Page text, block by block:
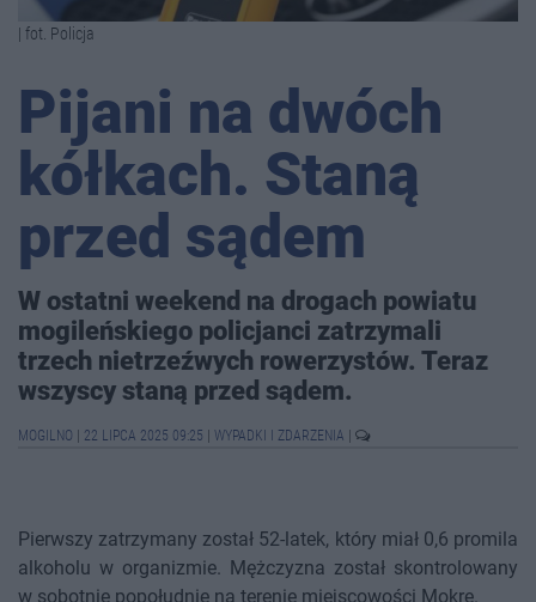
| fot. Policja
Pijani na dwóch
kółkach. Staną
przed sądem
W ostatni weekend na drogach powiatu
mogileńskiego policjanci zatrzymali
trzech nietrzeźwych rowerzystów. Teraz
wszyscy staną przed sądem.
MOGILNO 22 LIPCA 2025 09:25 WYPADKI I ZDARZENIA
Pierwszy zatrzymany został 52-latek, który miał 0,6 promila
alkoholu w organizmie. Mężczyzna został skontrolowany
w sobotnie popołudnie na terenie miejscowości Mokre.